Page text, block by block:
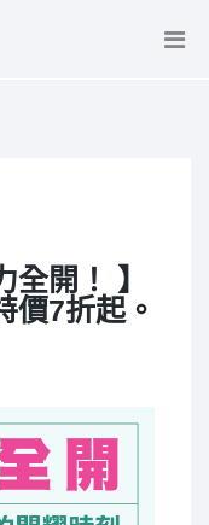
全開！ 】
價7折起。